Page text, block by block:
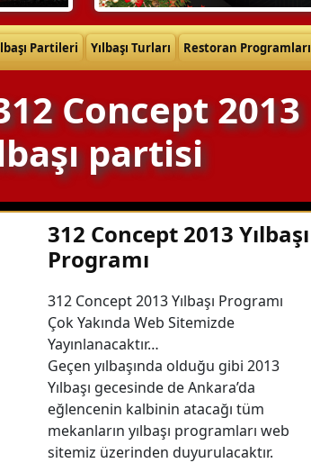
Partileri Yılbaşı Turları Restoran Programları
Concept 2013
partisi
312 Concept 2013 Yılbaşı
Programı
312 Concept 2013 Yılbaşı Programı
Çok Yakında Web Sitemizde
Yayınlanacaktır…
Geçen yılbaşında olduğu gibi 2013
Yılbaşı gecesinde de Ankara’da
eğlencenin kalbinin atacağı tüm
mekanların yılbaşı programları web
sitemiz üzerinden duyurulacaktır.